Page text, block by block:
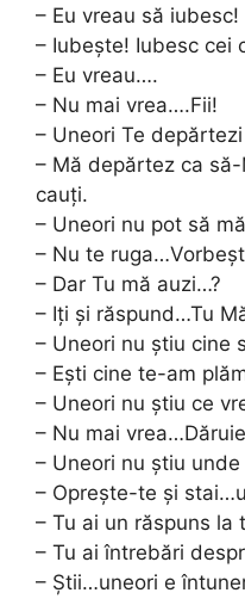
– Eu vreau să iubesc!
– Iubeşte! Iubesc cei
– Eu vreau….
– Nu mai vrea….Fii!
– Uneori Te
– Mă depărtez ca
cauţi.
– Uneori nu pot să
– Nu te
– Dar Tu mă auzi…?
– Iţi şi răspund…Tu
– Uneori nu ştiu cine
– Eşti cine te-am
– Uneori nu ştiu ce
– Nu mai
– Uneori nu ştiu unde
– Opreşte-te şi
– Tu ai un răspuns la
– Tu ai întrebări
– Ştii…uneori e